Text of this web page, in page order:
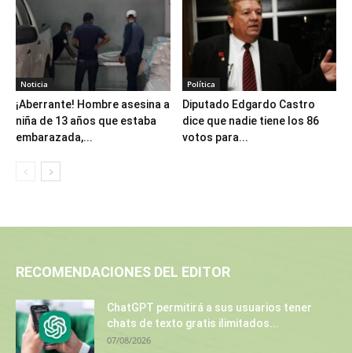
Noticia
¡Aberrante! Hombre asesina a
niña de 13 años que estaba
embarazada,...
Política
Diputado Edgardo Castro
dice que nadie tiene los 86
votos para...
RECOMENDACIONES DEL EDITOR
ChatGPT permitirá a sus usuarios tener
chats de texto gratis ilimitados...
07/08/2026